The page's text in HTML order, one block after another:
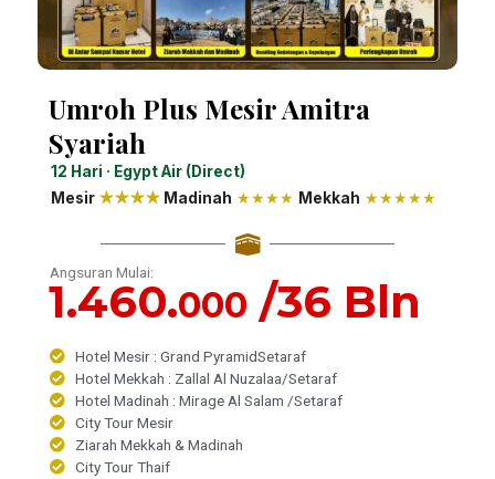
Umroh Plus Mesir Amitra
Syariah
12 Hari · Egypt Air (Direct)
Mesir ★★★★ Madinah ★★★★ Mekkah ★★★★★
Angsuran Mulai:
1.460.000 /36 Bln
Hotel Mesir : Grand PyramidSetaraf
Hotel Mekkah : Zallal Al Nuzalaa/Setaraf
Hotel Madinah : Mirage Al Salam /Setaraf
City Tour Mesir
Ziarah Mekkah & Madinah
City Tour Thaif